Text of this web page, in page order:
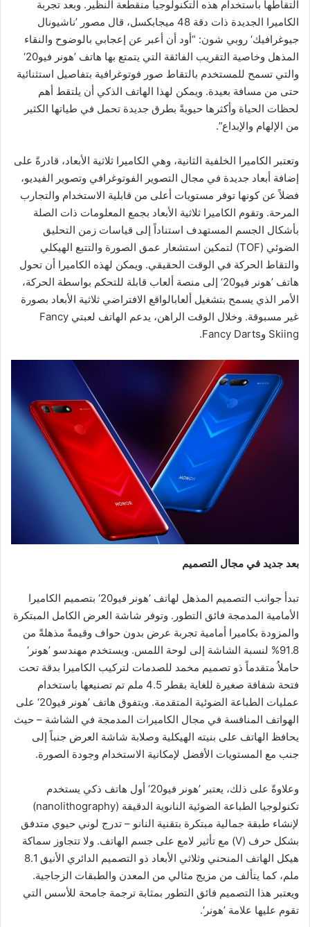
التقاطها باستخدام هذه التكنولوجيا منقطعة النظير. وبعد تجربة
الكاميرا الجديدة ذات دقة 48 ميجابكسل، قال مصور ’ناشيونال
جيوغرافيك‘ روبي شون: “أود أن أعبر عن إعجابي بالوضوح والنقاء
المذهل وخاصية التقريب الفائقة التي يتمتع بها هاتف ’هونر فيو20‘
والتي تسمح للمستخدم بالتقاط صور فوتوغرافية بتفاصيل استثنائية
حتى من مسافة بعيدة. ويمكن لهذا الهاتف الذكي أن يلتقط أهم
لحظات الحياة وأكثرها حيويةً بطرق جديدة تحمل في طياتها الكثير
من الإلهام والإبداع”.
وتعتبر الكاميرا الخلفية الثانية، وهي الكاميرا ثلاثية الأبعاد، قادرةً على
إضافة أبعاد جديدة في مجال التصوير الفوتوغرافي وتصوير الفيديو،
فضلاً عن كونها توفر مستويات أعلى من قابلية الاستخدام والتجارب
المرحة. وتقوم الكاميرا ثلاثية الأبعاد بجمع المعلومات ذات الصلة
بأشكال الجسم المستهدف استناداً إلى قياسات زمن التحليق
الضوئي (TOF) لتمكين استشعار عمق الصورة والتتبع الهيكلي
والتقاط الحركة في الوقت الحقيقي. ويمكن لهذه الكاميرا أن تحول
هاتف ’هونر فيو20‘ إلى منصة ألعاب قابلة للتحكم بواسطة الحركة،
الأمر الذي يسمح بتشغيل ألعابالواقع الافتراضي ثلاثية الأبعاد بصورة
غير مسبوقة. وخلال الوقت الراهن، يدعم الهاتف لعبتي Fancy
Skiing وFancy Darts.
بعد جديد في مجال التصميم
تبدأ جوانب التصميم المذهل لهاتف ’هونر فيو20‘ بتصميم الكاميرا
الأمامية المدمجة فائق التطور. وتوفر شاشة العرض الكامل المبتكرة
والمزودة بكاميرا أمامية تجربة عرض بدون حواف وقيمةً مذهلةً من
91.8% لنسبة الشاشة إلى لوحة اللمس. ويستخدم مهندسو ’هونر‘
حاملاُ متقدماً ذو تصميم مخمد للصدمات لتركيب الكاميرا بدقة تحت
فتحة شفافة صغيرة للغاية بقطر 4.5 ملم تم تصنيعها باستخدام
عمليات الطباعة الضوئية المتقدمة. ويتفوق هاتف ’هونر فيو20‘ على
الهواتف المنافسة في مجال الكاميرات المدمجة في الشاشة – حيث
يحافظ الهاتف على بنيته الهيكلية وصلابة شاشة العرض جنباً إلى
جنب مع المستويات الأفضل لإمكانية الاستخدام وجودة الصورة.
وعلاوةً على ذلك، يعتبر ’هونر فيو20‘ أول هاتف ذكي يستخدم
تكنولوجيا الطباعة الضوئية النانوية الدقيقة (nanolithography)
لإنشاء طبقة جمالية مبتكرة بتقنية النانو – تدرج لوني حيوي متدفق
بشكل حرف (V) مع تأثير لامع على جسم الهاتف. ولا تتجاوز سماكة
هيكل الهاتف المنحني وثلاثي الأبعاد ذو التصميم الدائري الأنيق 8.1
ملم، كما يتألف من مزيج مثالي من المعدن والطبقات الزجاجية.
ويعتبر هذا التصميم فائق التطور بمثابة ترجمة جامحة للأسس التي
تقوم عليها علامة ’هونر‘.